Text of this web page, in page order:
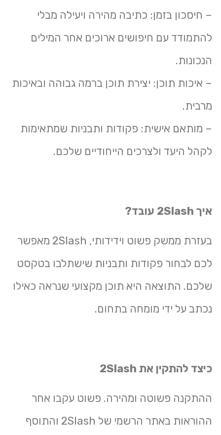
– חיסכון בזמן: כתיבה מהירה ויעילה מבלי
להתמודד עם חיפושים ארוכים אחר המילים
הנכונות.
– איכות תוכן: יצירת תוכן ברמה גבוהה ובאיכות
מרבית.
– מותאם אישית: פקודות ותבניות שמתאימות
לקהל היעד ולצרכים הייחודיים שלכם.
איך 2Slash עובד?
בעזרת ממשק פשוט וידידותי, 2Slash מאפשר
לכם לבחור פקודות ותבניות שישתלבו בטקסט
שלכם. התוצאה היא תוכן מקצועי שנראה כאילו
נכתב על ידי מומחה בתחום.
כיצד להתקין את 2Slash
ההתקנה פשוטה ומהירה. פשוט עקבו אחר
ההוראות באתר הרשמי של 2Slash והתוסף